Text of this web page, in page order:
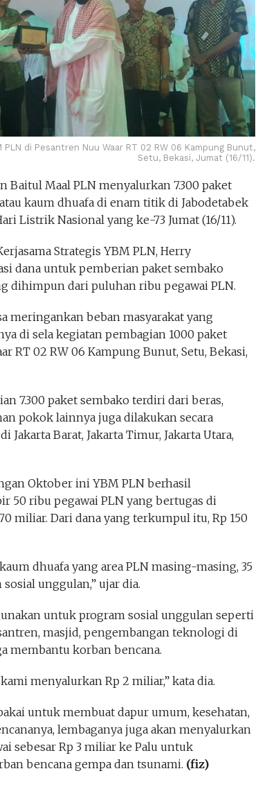
PLN di Pesantren Nuu Waar RT 02 RW 06 Kampung Bunut,
Setu, Bekasi, Jumat (16/11).
Baitul Maal PLN menyalurkan 7.300 paket
kaum dhuafa di enam titik di Jabodetabek
Listrik Nasional yang ke-73 Jumat (16/11).
Strategis YBM PLN, Herry
dana untuk pemberian paket sembako
dihimpun dari puluhan ribu pegawai PLN.
meringankan beban masyarakat yang
di sela kegiatan pembagian 1000 paket
RT 02 RW 06 Kampung Bunut, Setu, Bekasi,
7.300 paket sembako terdiri dari beras,
pokok lainnya juga dilakukan secara
Jakarta Barat, Jakarta Timur, Jakarta Utara,
Oktober ini YBM PLN berhasil
50 ribu pegawai PLN yang bertugas di
miliar. Dari dana yang terkumpul itu, Rp 150
dhuafa yang area PLN masing-masing, 35
unggulan,” ujar dia.
untuk program sosial unggulan seperti
masjid, pengembangan teknologi di
membantu korban bencana.
menyalurkan Rp 2 miliar,” kata dia.
untuk membuat dapur umum, kesehatan,
lembaganya juga akan menyalurkan
sebesar Rp 3 miliar ke Palu untuk
bencana gempa dan tsunami. (fiz)